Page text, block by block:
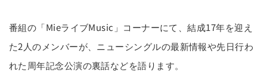
番組の「MieライブMusic」コーナーにて、結成17年を迎え
た2人のメンバーが、ニューシングルの最新情報や先日行わ
れた周年記念公演の裏話などを語ります。